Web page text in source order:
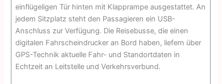
einflügeligen Tür hinten mit Klapprampe ausge­stattet. An
jedem Sitzplatz steht den Passagieren ein USB-
Anschluss zur Verfügung. Die Reisebusse, die einen
digitalen Fahrscheindrucker an Bord haben, liefern über
GPS-Technik aktuelle Fahr- und Standortdaten in
Echtzeit an Leitstelle und Verkehrsverbund.